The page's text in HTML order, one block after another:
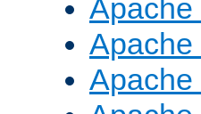
Apache
Apache
Apache